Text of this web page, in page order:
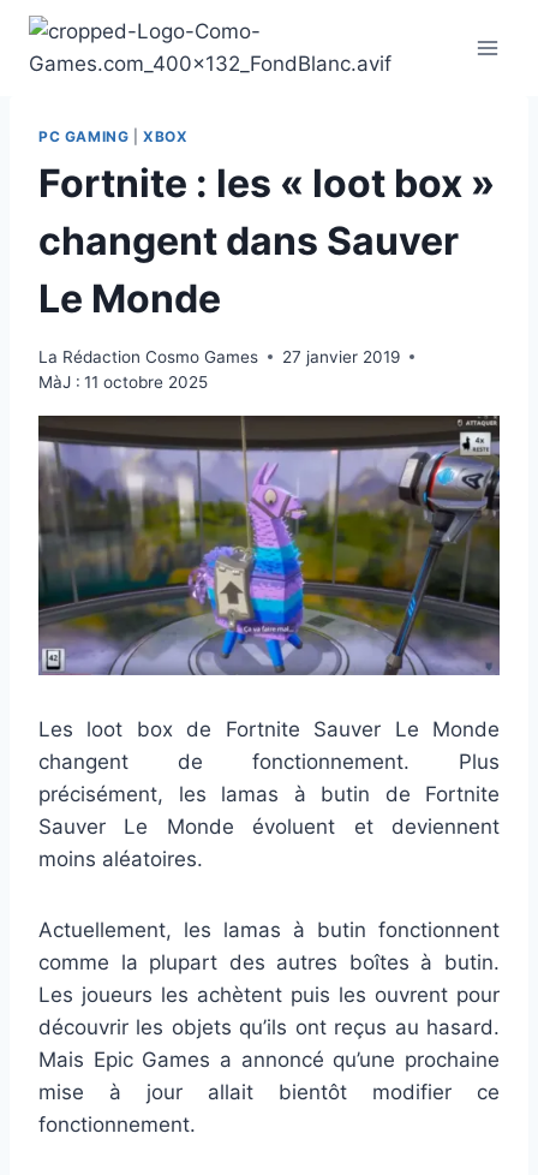
Aller
contenu
PC GAMING |XBOX
Fortnite : les « loot box »
changent dans Sauver
Le Monde
La Rédaction Cosmo Games
27 janvier 2019
MàJ : 11 octobre 2025
Les loot box de Fortnite Sauver Le Monde
changent de fonctionnement. Plus
précisément, les lamas à butin de Fortnite
Sauver Le Monde évoluent et deviennent
moins aléatoires.
Actuellement, les lamas à butin fonctionnent
comme la plupart des autres boîtes à butin.
Les joueurs les achètent puis les ouvrent pour
découvrir les objets qu’ils ont reçus au hasard.
Mais Epic Games a annoncé qu’une prochaine
mise à jour allait bientôt modifier ce
fonctionnement.